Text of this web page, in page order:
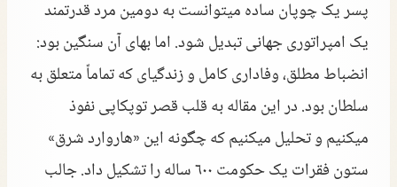
پسر یک چوپان ساده میتوانست به دومین مرد قدرتمند
یک امپراتوری جهانی تبدیل شود. اما بهای آن سنگین بود:
انضباط مطلق، وفاداری کامل و زندگیای که تماماً متعلق به
سلطان بود. در این مقاله به قلب قصر توپکاپی نفوذ
میکنیم و تحلیل میکنیم که چگونه این «هاروارد شرق»
ستون فقرات یک حکومت ۶۰۰ ساله را تشکیل داد. جالب